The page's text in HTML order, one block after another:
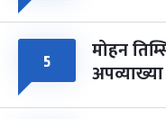
५ मोहन